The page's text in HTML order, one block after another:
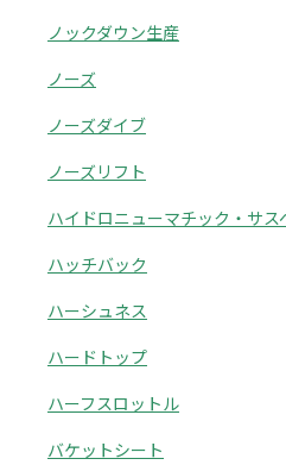
ノックダウン生産
ノーズ
ノーズダイブ
ノーズリフト
ハイドロニューマチック・サス
ハッチバック
ハーシュネス
ハードトップ
ハーフスロットル
バケットシート